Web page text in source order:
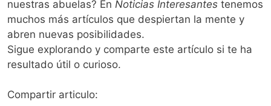
nuestras abuelas? En Noticias Interesantes tenemos
muchos más artículos que despiertan la mente y
abren nuevas posibilidades.
Sigue explorando y comparte este artículo si te ha
resultado útil o curioso.
Compartir articulo: